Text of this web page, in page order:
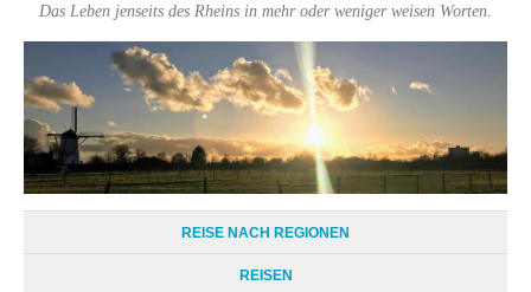
Das Leben jenseits des Rheins in mehr oder weniger weisen Worten.
REISE NACH REGIONEN
REISEN